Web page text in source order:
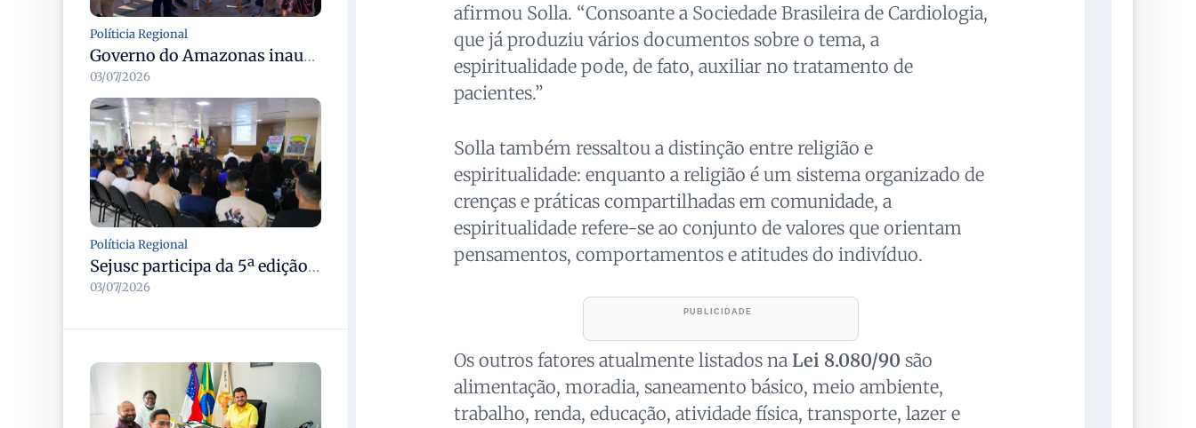
Políticia Regional
Governo do Amazonas inaugura primeiro Castramóvel Fluvial para atendimento veterinário às comunidades ribeirinhas e castração gratuita
03/07/2026
Políticia Regional
Sejusc participa da 5ª edição do Caminhos Literários com foco na cultura hip-hop nas unidades socioeducativas
03/07/2026
afirmou Solla. “Consoante a Sociedade Brasileira de Cardiologia,
que já produziu vários documentos sobre o tema, a
espiritualidade pode, de fato, auxiliar no tratamento de
pacientes.”
Solla também ressaltou a distinção entre religião e
espiritualidade: enquanto a religião é um sistema organizado de
crenças e práticas compartilhadas em comunidade, a
espiritualidade refere-se ao conjunto de valores que orientam
pensamentos, comportamentos e atitudes do indivíduo.
Os outros fatores atualmente listados na Lei 8.080/90 são
alimentação, moradia, saneamento básico, meio ambiente,
trabalho, renda, educação, atividade física, transporte, lazer e